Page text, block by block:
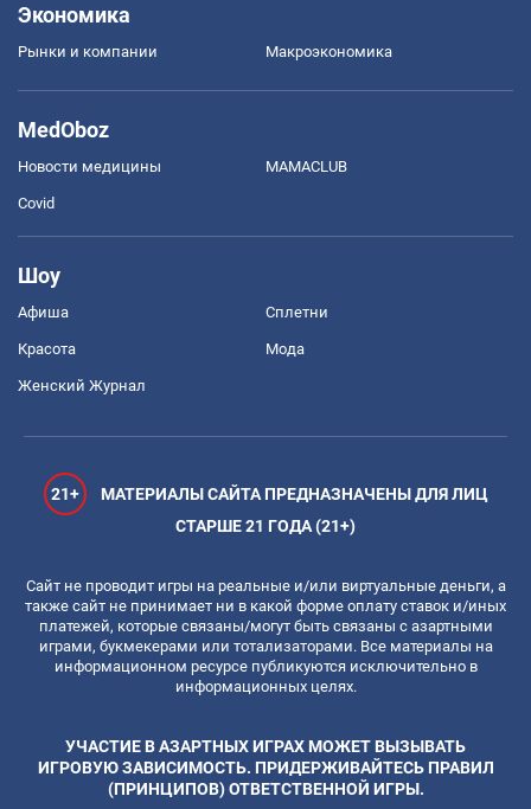
Экономика
Рынки и компании Mакроэкономика
MedOboz
Новости медицины MAMACLUB
Covid
Шоу
Афиша Сплетни
Красота Мода
Женский Журнал
21+
МАТЕРИАЛЫ САЙТА ПРЕДНАЗНАЧЕНЫ ДЛЯ ЛИЦ
СТАРШЕ 21 ГОДА (21+)
Сайт не проводит игры на реальные и/или виртуальные деньги, а
также сайт не принимает ни в какой форме оплату ставок и/иных
платежей, которые связаны/могут быть связаны с азартными
играми, букмекерами или тотализаторами. Все материалы на
информационном ресурсе публикуются исключительно в
информационных целях.
УЧАСТИЕ В АЗАРТНЫХ ИГРАХ МОЖЕТ ВЫЗЫВАТЬ
ИГРОВУЮ ЗАВИСИМОСТЬ. ПРИДЕРЖИВАЙТЕСЬ ПРАВИЛ
(ПРИНЦИПОВ) ОТВЕТСТВЕННОЙ ИГРЫ.